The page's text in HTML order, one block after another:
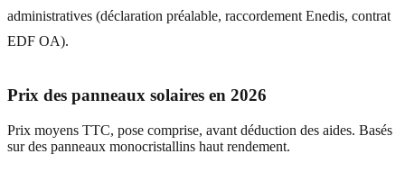
administratives (déclaration préalable, raccordement Enedis, contrat
EDF OA).
Prix des panneaux solaires en 2026
Prix moyens TTC, pose comprise, avant déduction des aides. Basés
sur des panneaux monocristallins haut rendement.